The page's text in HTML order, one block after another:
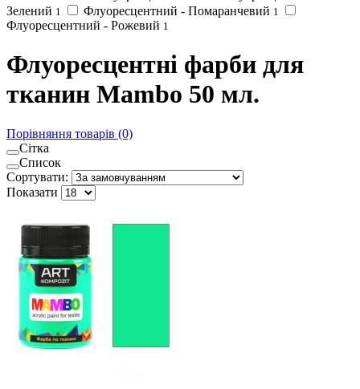
Зелений 1 Флуоресцентний - Помаранчевий 1
Флуоресцентний - Рожевий 1
Флуоресцентні фарби для
тканин Mambo 50 мл.
Порівняння товарів (0)
Сітка
Список
Сортувати:
Показати